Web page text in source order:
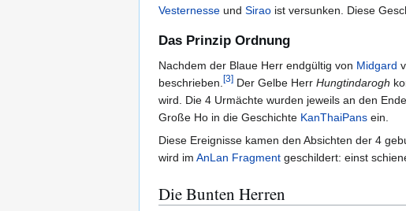
Vesternesse und Sirao ist versunken. Diese
Das Prinzip Ordnung
Nachdem der Blaue Herr endgültig von Midgard
beschrieben.[3] Der Gelbe Herr Hungtindarogh
wird. Die 4 Urmächte wurden jeweils an den
Große Ho in die Geschichte KanThaiPans ein.
Diese Ereignisse kamen den Absichten der 4
wird im AnLan Fragment geschildert: einst
Die Bunten Herren